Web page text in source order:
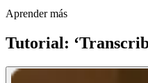
Aprender más
Tutorial: